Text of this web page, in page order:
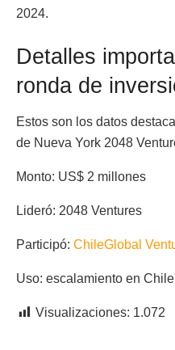
2024.
Detalles
ronda de
Estos son los datos
de Nueva York 2048
Monto: US$ 2 millones
Lideró: 2048 Ventures
Participó: ChileGlobal
Uso: escalamiento en
Visualizaciones: 1.072